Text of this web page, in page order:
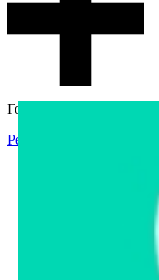
Гостевой доступ
Регистрация
Интернет-магазин
Интернет-витрина